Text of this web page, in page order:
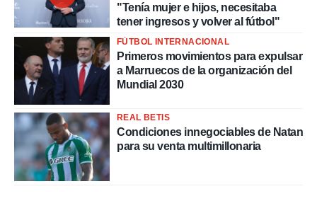
"Tenía mujer e hijos, necesitaba
tener ingresos y volver al fútbol"
FÚTBOL INTERNACIONAL
Primeros movimientos para expulsar
a Marruecos de la organización del
Mundial 2030
REAL BETIS
Condiciones innegociables de Natan
para su venta multimillonaria